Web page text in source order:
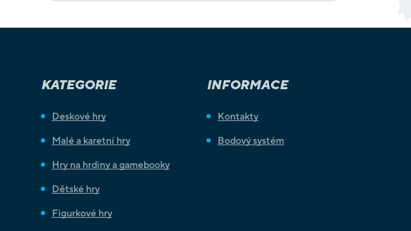
KATEGORIE
Deskové hry
Malé a karetní hry
Hry na hrdiny a gamebooky
Dětské hry
Figurkové hry
INFORMACE
Kontakty
Bodový systém